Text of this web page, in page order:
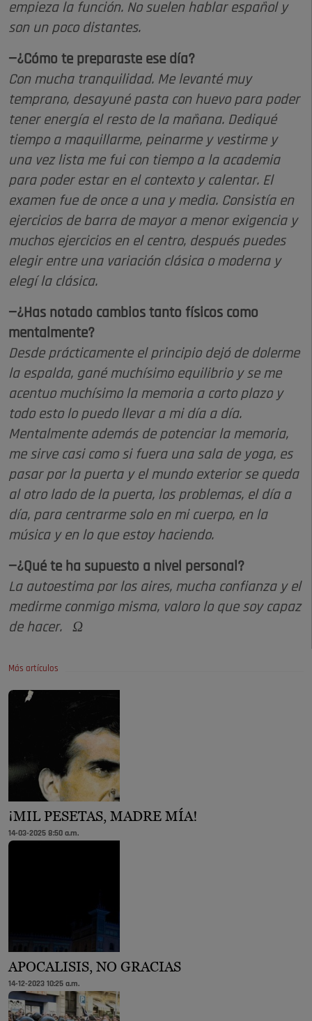
empieza la función. No suelen hablar español y
son un poco distantes.
—¿Cómo te preparaste ese día?
Con mucha tranquilidad. Me levanté muy
temprano, desayuné pasta con huevo para poder
tener energía el resto de la mañana. Dediqué
tiempo a maquillarme, peinarme y vestirme y
una vez lista me fui con tiempo a la academia
para poder estar en el contexto y calentar. El
examen fue de once a una y media. Consistía en
ejercicios de barra de mayor a menor exigencia y
muchos ejercicios en el centro, después puedes
elegir entre una variación clásica o moderna y
elegí la clásica.
—¿Has notado cambios tanto físicos como
mentalmente?
Desde prácticamente el principio dejó de dolerme
la espalda, gané muchísimo equilibrio y se me
acentuo muchísimo la memoria a corto plazo y
todo esto lo puedo llevar a mi día a día.
Mentalmente además de potenciar la memoria,
me sirve casi como si fuera una sala de yoga, es
pasar por la puerta y el mundo exterior se queda
al otro lado de la puerta, los problemas, el día a
día, para centrarme solo en mi cuerpo, en la
música y en lo que estoy haciendo.
—¿Qué te ha supuesto a nivel personal?
La autoestima por los aires, mucha confianza y el
medirme conmigo misma, valoro lo que soy capaz
de hacer. Ω
Más artículos
¡MIL PESETAS, MADRE MÍA!
14-03-2025 8:50 a.m.
APOCALISIS, NO GRACIAS
14-12-2023 10:25 a.m.